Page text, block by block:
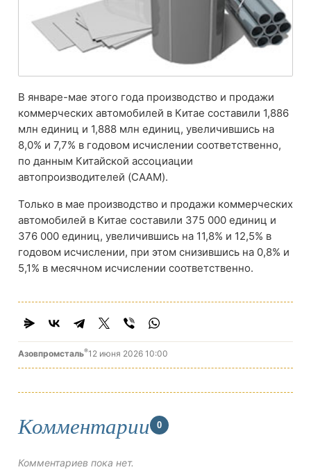
В январе-мае этого года производство и продажи
коммерческих автомобилей в Китае составили 1,886
млн единиц и 1,888 млн единиц, увеличившись на
8,0% и 7,7% в годовом исчислении соответственно,
по данным Китайской ассоциации
автопроизводителей (CAAM).
Только в мае производство и продажи коммерческих
автомобилей в Китае составили 375 000 единиц и
376 000 единиц, увеличившись на 11,8% и 12,5% в
годовом исчислении, при этом снизившись на 0,8% и
5,1% в месячном исчислении соответственно.
Азовпромсталь®12 июня 2026 10:00
Комментарии 0
Комментариев пока нет.